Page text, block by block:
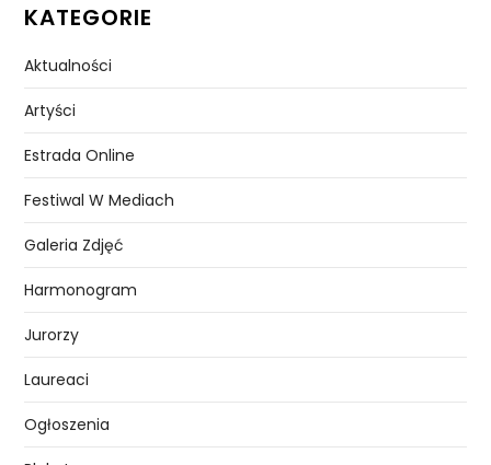
KATEGORIE
Aktualności
Artyści
Estrada Online
Festiwal W Mediach
Galeria Zdjęć
Harmonogram
Jurorzy
Laureaci
Ogłoszenia